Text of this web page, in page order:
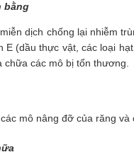
bằng
dịch chống lại nhiễm
(dầu thực vật, các loại
chữa các mô bị tổn thương.
mô nâng đỡ của răng